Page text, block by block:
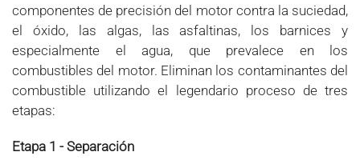
componentes de precisión del motor contra la suciedad,
el óxido, las algas, las asfaltinas, los barnices y
especialmente el agua, que prevalece en los
combustibles del motor. Eliminan los contaminantes del
combustible utilizando el legendario proceso de tres
etapas:
Etapa 1 - Separación